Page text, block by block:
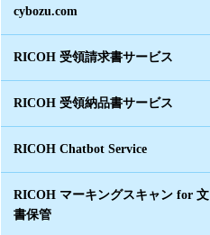
cybozu.com
RICOH 受領請求書サービス
RICOH 受領納品書サービス
RICOH Chatbot Service
RICOH マーキングスキャン for 文
書保管